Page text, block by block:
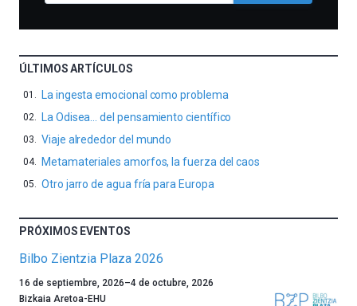
ÚLTIMOS ARTÍCULOS
La ingesta emocional como problema
La Odisea… del pensamiento científico
Viaje alrededor del mundo
Metamateriales amorfos, la fuerza del caos
Otro jarro de agua fría para Europa
PRÓXIMOS EVENTOS
Bilbo Zientzia Plaza 2026
Un
año
16 de septiembre, 2026–4 de octubre, 2026
Bizkaia Aretoa-EHU